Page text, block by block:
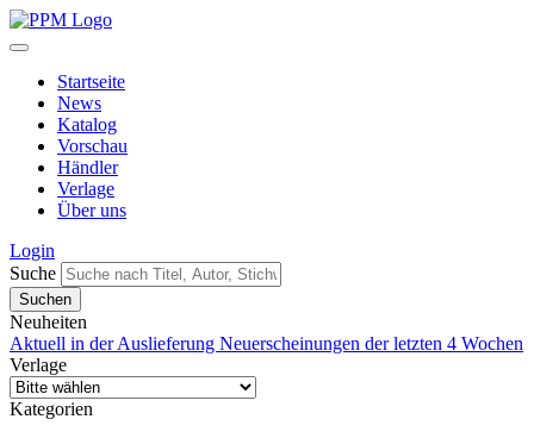
Startseite
News
Katalog
Vorschau
Händler
Verlage
Über uns
Login
Suche
Neuheiten
Aktuell in der Auslieferung Neuerscheinungen der letzten 4 Wochen
Verlage
Kategorien